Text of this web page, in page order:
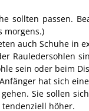
sollten passen.
morgens.)
auch Schuhe in
Rauledersohlen
sein oder beim
hat sich
Sie sollen
höher.